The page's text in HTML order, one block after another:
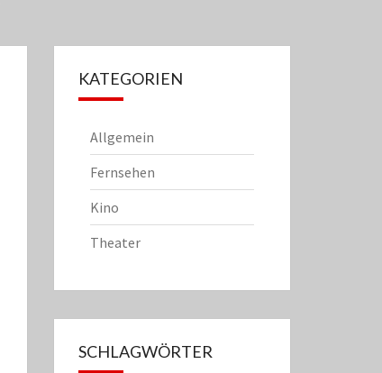
KATEGORIEN
Allgemein
Fernsehen
Kino
Theater
SCHLAGWÖRTER